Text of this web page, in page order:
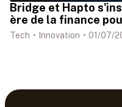
Bridge et Hapto
ère de la finance
Tech • Innovation • 01/07/